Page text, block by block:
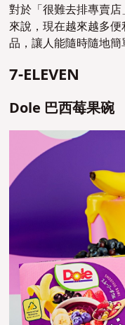
對於「很難去排專賣
來說，現在越來越多
品，讓人能隨時隨地簡
7-ELEVEN
Dole 巴西莓果碗